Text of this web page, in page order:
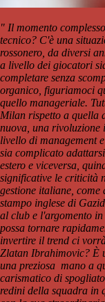
" Il momento
tecnico? C'è una
rossonero, da diversi
a livello dei giocatori
completare senza
organico, figuriamoci
quello manageriale.
Milan rispetto a quella
nuova, una
livello di management
sia complicato
estero e viceversa,
significative le criticità
gestione italiane,
stampo inglese di
al club e l'argomento
possa tornare
invertire il trend ci
Zlatan Ibrahimovic? È
una preziosa mano a
carismatico di
redini della squadra in